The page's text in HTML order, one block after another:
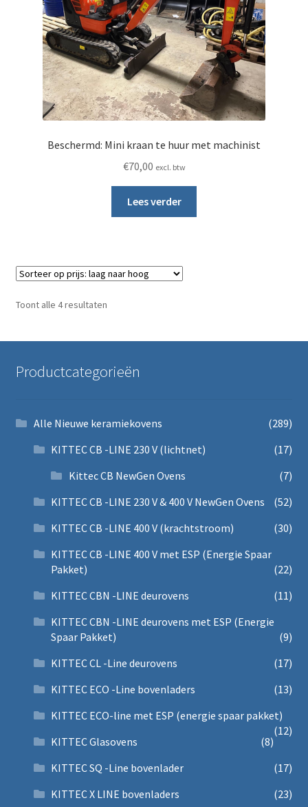
Beschermd: Mini kraan te huur met machinist
€70,00 excl. btw
Lees verder
Toont alle 4 resultatenGesorteerd op prijs: laag naar hoog
Productcategorieën
Alle Nieuwe keramiekovens
(289)
KITTEC CB -LINE 230 V (lichtnet)
(17)
Kittec CB NewGen Ovens
(7)
KITTEC CB -LINE 230 V & 400 V NewGen Ovens
(52)
KITTEC CB -LINE 400 V (krachtstroom)
(30)
KITTEC CB -LINE 400 V met ESP (Energie Spaar
Pakket)
(22)
KITTEC CBN -LINE deurovens
(11)
KITTEC CBN -LINE deurovens met ESP (Energie
Spaar Pakket)
(9)
KITTEC CL -Line deurovens
(17)
KITTEC ECO -Line bovenladers
(13)
KITTEC ECO-line met ESP (energie spaar pakket)
(12)
KITTEC Glasovens
(8)
KITTEC SQ -Line bovenlader
(17)
KITTEC X LINE bovenladers
(23)